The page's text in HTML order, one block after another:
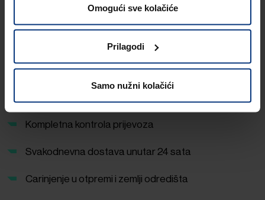
Omogući sve kolačiće
Prilagodi
Samo nužni kolačići
Zbirni promet uvoza i izvoza
Isplativi Air-Service
Air Cargo Charterservice
Kompletna kontrola prijevoza
Svakodnevna dostava unutar 24 sata
Carinjenje u otpremi i zemlji odredišta